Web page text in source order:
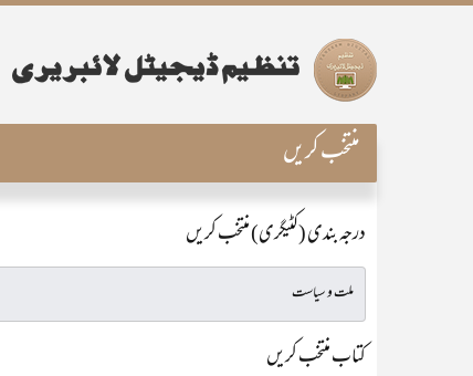
منتخب کریں
درجہ بندی (کٹیگری) منتخب کریں
کتاب منتخب کریں